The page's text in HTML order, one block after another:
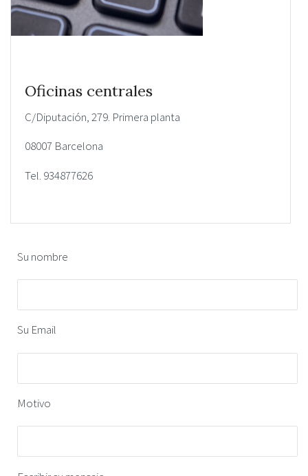
Oficinas centrales
C/Diputación, 279. Primera planta
08007 Barcelona
Tel. 934877626
Su nombre
Su Email
Motivo